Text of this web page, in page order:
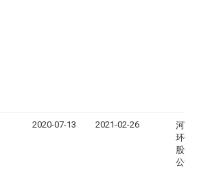
2020-07-13 2021-02-26
河南
环保
股份
公司